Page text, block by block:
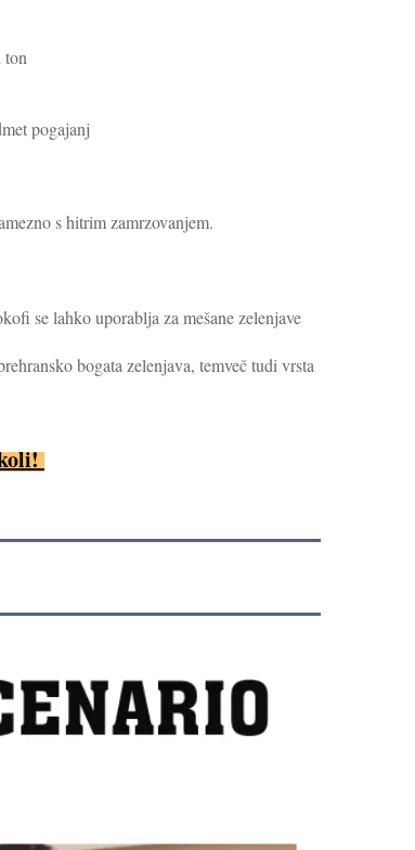
ton
pogajanj
s hitrim zamrzovanjem.
se lahko uporablja za mešane zelenjave
bogata zelenjava, temveč tudi vrsta